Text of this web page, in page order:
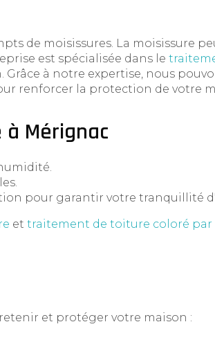
de moisissures. La moisissure
est spécialisée dans le
à notre expertise, nous
renforcer la protection de votre
à Mérignac
pour garantir votre tranquillité
et traitement de toiture coloré par
et protéger votre maison :